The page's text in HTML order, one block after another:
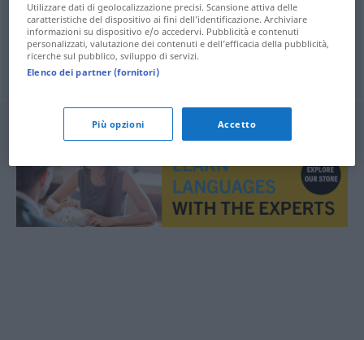
anscheinend aparentemente (≈ por lo visto)
scheinbar aparentemente(≈ en apariencia)
Utilizzare dati di geolocalizzazione precisi. Scansione attiva delle
caratteristiche del dispositivo ai fini dell’identificazione. Archiviare
informazioni su dispositivo e/o accedervi. Pubblicità e contenuti
personalizzati, valutazione dei contenuti e dell’efficacia della pubblicità,
ricerche sul pubblico, sviluppo di servizi.
Elenco dei partner (fornitori)
Più opzioni Accetto